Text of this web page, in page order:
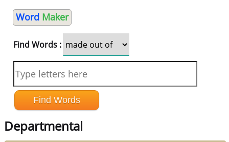
Word Maker
Find Words :
Departmental